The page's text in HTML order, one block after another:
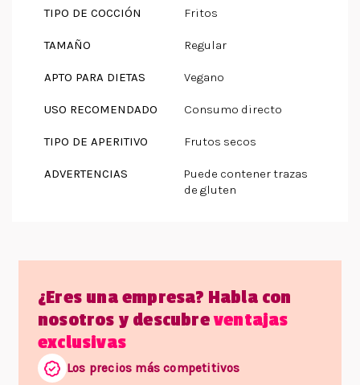
TIPO DE COCCIÓN Fritos
TAMAÑO Regular
APTO PARA DIETAS Vegano
USO RECOMENDADO Consumo directo
TIPO DE APERITIVO Frutos secos
ADVERTENCIAS
Puede contener trazas
de gluten
¿Eres una empresa? Habla con
nosotros y descubreventajas
exclusivas
Los precios más competitivos